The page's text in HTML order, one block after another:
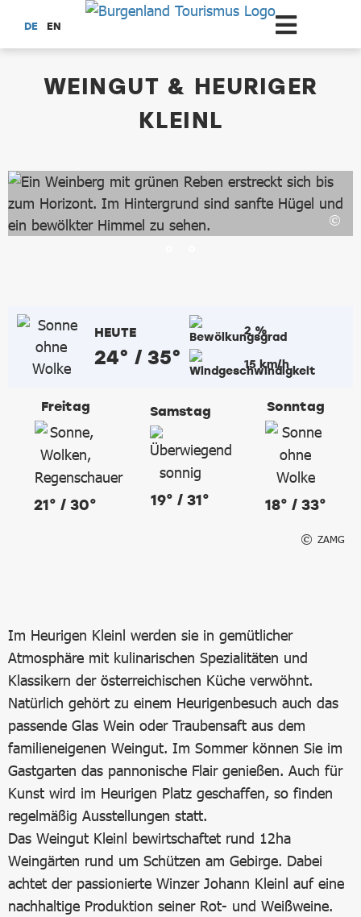
Zum Hauptinhalt springen
DE EN
WEINGUT & HEURIGER
KLEINL
HEUTE
24° / 35°
2 %
15 km/h
Freitag
21° / 30°
Samstag
19° / 31°
Sonntag
18° / 33°
ZAMG
Im Heurigen Kleinl werden sie in gemütlicher
Atmosphäre mit kulinarischen Spezialitäten und
Klassikern der österreichischen Küche verwöhnt.
Natürlich gehört zu einem Heurigenbesuch auch das
passende Glas Wein oder Traubensaft aus dem
familieneigenen Weingut. Im Sommer können Sie im
Gastgarten das pannonische Flair genießen. Auch für
Kunst wird im Heurigen Platz geschaffen, so finden
regelmäßig Ausstellungen statt.
Das Weingut Kleinl bewirtschaftet rund 12ha
Weingärten rund um Schützen am Gebirge. Dabei
achtet der passionierte Winzer Johann Kleinl auf eine
nachhaltige Produktion seiner Rot- und Weißweine.